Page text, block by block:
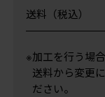
送料（税込）
※加工を行う場
送料から変更
ださい。